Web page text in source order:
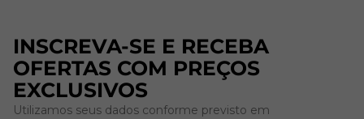
INSCREVA-SE E RECEBA
OFERTAS COM PREÇOS
EXCLUSIVOS
Utilizamos seus dados conforme previsto em